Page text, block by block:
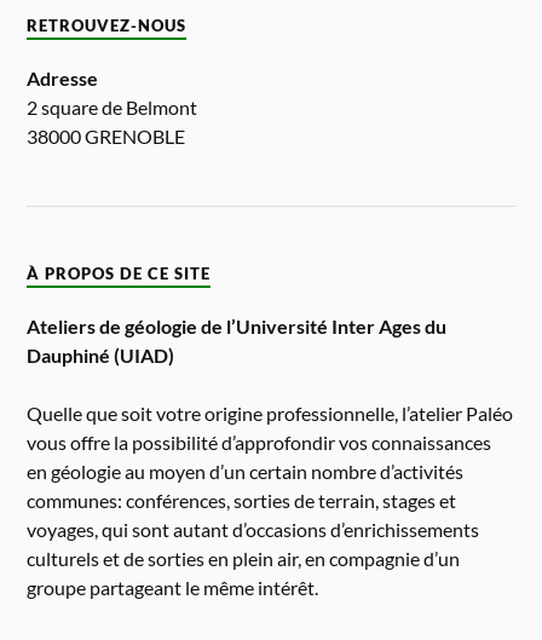
RETROUVEZ-NOUS
Adresse
2 square de Belmont
38000 GRENOBLE
À PROPOS DE CE SITE
Ateliers de géologie de l’Université Inter Ages du
Dauphiné (UIAD)
Quelle que soit votre origine professionnelle, l’atelier Paléo
vous offre la possibilité d’approfondir vos connaissances
en géologie au moyen d’un certain nombre d’activités
communes: conférences, sorties de terrain, stages et
voyages, qui sont autant d’occasions d’enrichissements
culturels et de sorties en plein air, en compagnie d’un
groupe partageant le même intérêt.